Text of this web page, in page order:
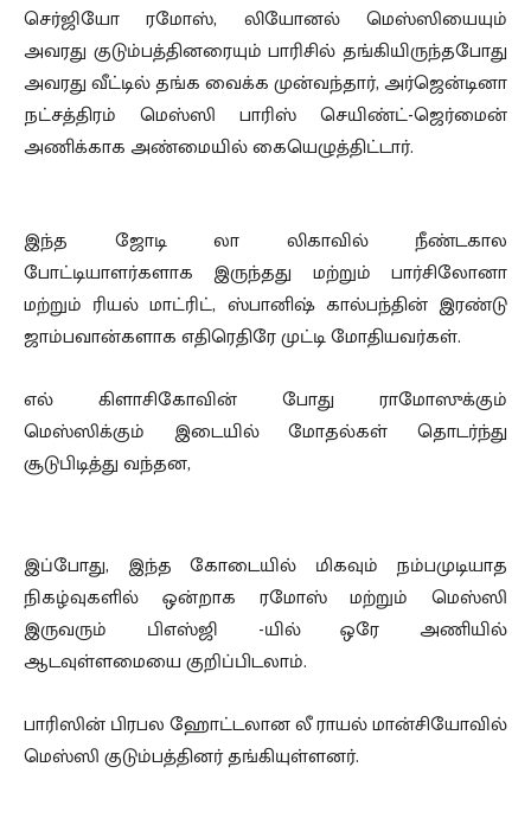
செர்ஜியோ ரமோஸ், லியோனல் மெஸ்ஸியையும்
அவரது குடும்பத்தினரையும் பாரிசில் தங்கியிருந்தபோது
அவரது வீட்டில் தங்க வைக்க முன்வந்தார், அர்ஜென்டினா
நட்சத்திரம் மெஸ்ஸி பாரிஸ் செயிண்ட்-ஜெர்மைன்
அணிக்காக அண்மையில் கையெழுத்திட்டார்.
இந்த ஜோடி லா லிகாவில் நீண்டகால
போட்டியாளர்களாக இருந்தது மற்றும் பார்சிலோனா
மற்றும் ரியல் மாட்ரிட், ஸ்பானிஷ் கால்பந்தின் இரண்டு
ஜாம்பவான்களாக எதிரெதிரே முட்டி மோதியவர்கள்.
எல் கிளாசிகோவின் போது ராமோஸுக்கும்
மெஸ்ஸிக்கும் இடையில் மோதல்கள் தொடர்ந்து
சூடுபிடித்து வந்தன,
இப்போது, ​​இந்த கோடையில் மிகவும் நம்பமுடியாத
நிகழ்வுகளில் ஒன்றாக ரமோஸ் மற்றும் மெஸ்ஸி
இருவரும் பிஎஸ்ஜி -யில் ஒரே அணியில்
ஆடவுள்ளமையை குறிப்பிடலாம்.
பாரிஸின் பிரபல ஹோட்டலான லீ ராயல் மான்சியோவில்
மெஸ்ஸி குடும்பத்தினர் தங்கியுள்ளனர்.